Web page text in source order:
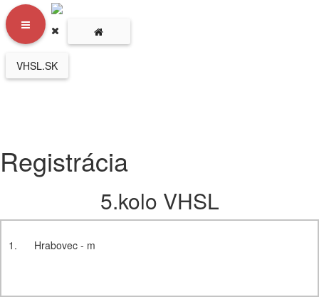
VHSL.SK
Registrácia
5.kolo VHSL
1. Hrabovec - m